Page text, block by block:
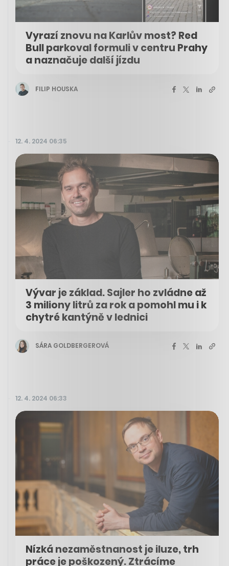
Vyrazí znovu na Karlův most? Red
Bull parkoval formuli v centru Prahy
a naznačuje další jízdu
FILIP HOUSKA
12. 4. 2024 06:35
Vývar je základ. Sajler ho zvládne až
3 miliony litrů za rok a pomohl mu i k
chytré kantýně v lednici
SÁRA GOLDBERGEROVÁ
12. 4. 2024 06:33
Nízká nezaměstnanost je iluze, trh
práce je poškozený. Ztrácíme